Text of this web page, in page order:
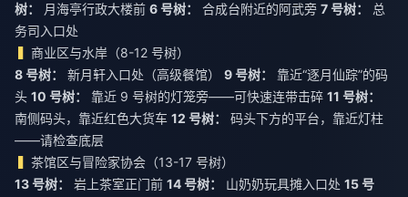
树：
月海亭行政大楼前 6 号树： 合成台附近的阿武旁 7 号树：
总
务司入口处
商业区与水岸（8-12 号树）
8 号树：
新月轩入口处（高级餐馆） 9 号树：
靠近“逐月仙踪”的码
头 10 号树： 靠近 9 号树的灯笼旁——可快速连带击碎 11 号树：
南侧码头，靠近红色大货车 12 号树：
码头下方的平台，靠近灯柱
——请检查底层
茶馆区与冒险家协会（13-17 号树）
13 号树：
岩上茶室正门前 14 号树： 山奶奶玩具摊入口处 15 号